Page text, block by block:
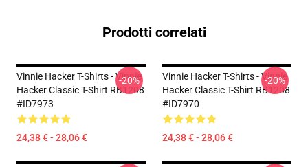
Prodotti correlati
Vinnie Hacker T-Shirts - Vinnie
Hacker Classic T-Shirt RB1208
#ID7973
24,38 € - 28,06 €
-20%
Vinnie Hacker T-Shirts - Vinnie
Hacker Classic T-Shirt RB1208
#ID7970
24,38 € - 28,06 €
-20%